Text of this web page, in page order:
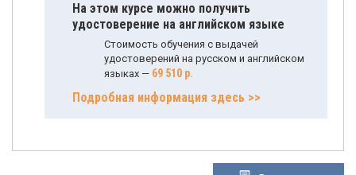
На этом курсе можно получить
удостоверение на английском языке
Стоимость обучения с выдачей
удостоверений на русском и английском
языках — 69 510 р.
Подробная информация здесь >>